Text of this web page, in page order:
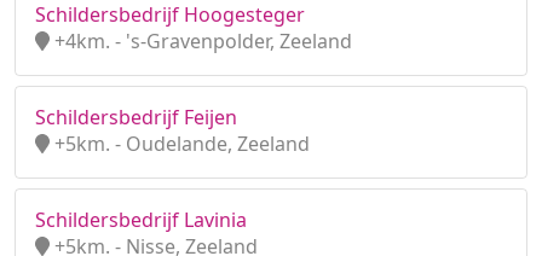
Schildersbedrijf Hoogesteger
+4km. - 's-Gravenpolder, Zeeland
Schildersbedrijf Feijen
+5km. - Oudelande, Zeeland
Schildersbedrijf Lavinia
+5km. - Nisse, Zeeland